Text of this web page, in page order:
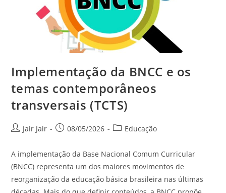
Implementação da BNCC e os
temas contemporâneos
transversais (TCTS)
Jair Jair 08/05/2026 Educação
A implementação da Base Nacional Comum Curricular
(BNCC) representa um dos maiores movimentos de
reorganização da educação básica brasileira nas últimas